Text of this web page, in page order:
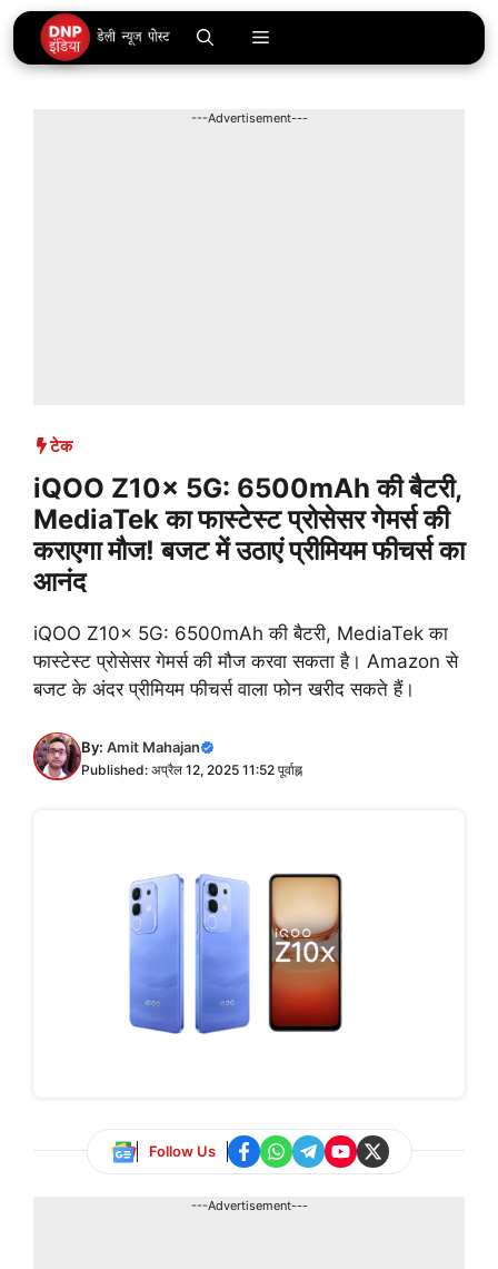
Skip
to
content
Menu
---Advertisement---
टेक
iQOO Z10x 5G: 6500mAh की बैटरी,
MediaTek का फास्टेस्ट प्रोसेसर गेमर्स की
कराएगा मौज! बजट में उठाएं प्रीमियम फीचर्स का
आनंद
iQOO Z10x 5G: 6500mAh की बैटरी, MediaTek का
फास्टेस्ट प्रोसेसर गेमर्स की मौज करवा सकता है। Amazon से
बजट के अंदर प्रीमियम फीचर्स वाला फोन खरीद सकते हैं।
By: Amit Mahajan
Published: अप्रैल 12, 2025 11:52 पूर्वाह्न
Follow Us
---Advertisement---